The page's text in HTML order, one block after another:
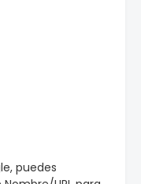
puedes